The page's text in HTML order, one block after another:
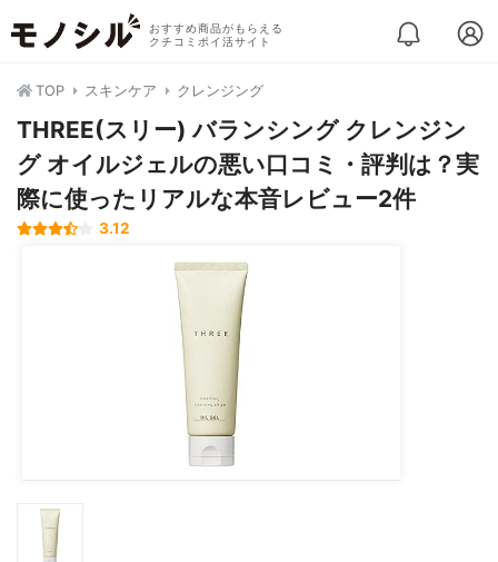
おすすめ商品がもらえる
クチコミポイ活サイト
TOP スキンケア クレンジング
THREE(スリー) バランシング クレンジン
グ オイルジェルの悪い口コミ・評判は？実
際に使ったリアルな本音レビュー2件
3.12